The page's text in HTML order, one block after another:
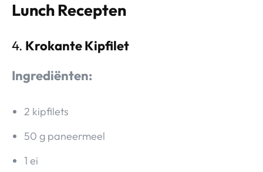
Lunch Recepten
4. Krokante Kipfilet
Ingrediënten:
2 kipfilets
50 g paneermeel
1 ei